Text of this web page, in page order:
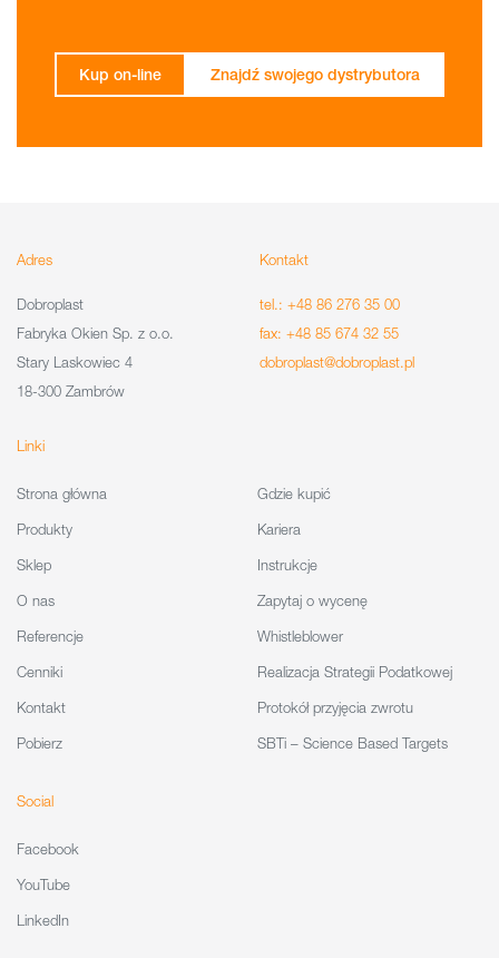
Kup on-line Znajdź swojego dystrybutora
Adres
Dobroplast
Fabryka Okien Sp. z o.o.
Stary Laskowiec 4
18-300 Zambrów
Kontakt
tel.: +48 86 276 35 00
fax: +48 85 674 32 55
dobroplast@dobroplast.pl
Linki
Strona główna
Produkty
Sklep
O nas
Referencje
Cenniki
Kontakt
Pobierz
Gdzie kupić
Kariera
Instrukcje
Zapytaj o wycenę
Whistleblower
Realizacja Strategii Podatkowej
Protokół przyjęcia zwrotu
SBTi – Science Based Targets
Social
Facebook
YouTube
LinkedIn